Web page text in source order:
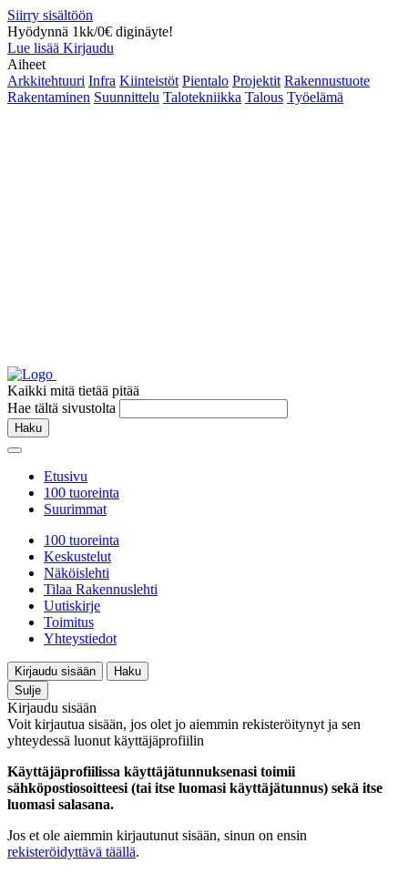
Siirry sisältöön
Hyödynnä 1kk/0€ diginäyte!
Lue lisää Kirjaudu
Aiheet
Arkkitehtuuri Infra Kiinteistöt Pientalo Projektit Rakennustuote
Rakentaminen Suunnittelu Talotekniikka Talous Työelämä
Kaikki mitä tietää pitää
Hae tältä sivustolta
Haku
Etusivu
100 tuoreinta
Suurimmat
100 tuoreinta
Keskustelut
Näköislehti
Tilaa Rakennuslehti
Uutiskirje
Toimitus
Yhteystiedot
Kirjaudu sisään
Haku
Sulje
Kirjaudu sisään
Voit kirjautua sisään, jos olet jo aiemmin rekisteröitynyt ja sen
yhteydessä luonut käyttäjäprofiilin
Käyttäjäprofiilissa käyttäjätunnuksenasi toimii
sähköpostiosoitteesi (tai itse luomasi käyttäjätunnus) sekä itse
luomasi salasana.
Jos et ole aiemmin kirjautunut sisään, sinun on ensin
rekisteröidyttävä täällä.